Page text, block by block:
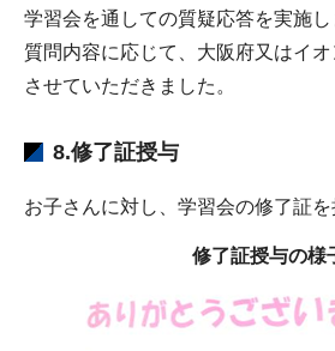
学習会を通しての質疑応答を実施し
質問内容に応じて、大阪府又はイ
させていただきました。
8.修了証授与
お子さんに対し、学習会の修了証を
修了証授与の様